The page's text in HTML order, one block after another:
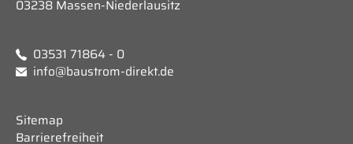
03238 Massen-Niederlausitz
03531 71864 - 0
info@baustrom-direkt.de
Sitemap
Barrierefreiheit